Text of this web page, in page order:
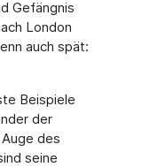
Gefängnis
London
auch spät:
Beispiele
der
des
seine